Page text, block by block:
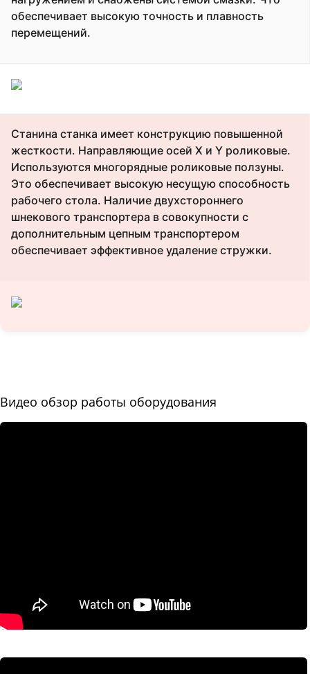
обеспечивает высокую точность и плавность
перемещений.
Станина станка имеет конструкцию повышенной
жесткости. Направляющие осей X и Y роликовые.
Используются многорядные роликовые ползуны.
Это обеспечивает высокую несущую способность
рабочего стола. Наличие двухстороннего
шнекового транспортера в совокупности с
дополнительным цепным транспортером
обеспечивает эффективное удаление стружки.
Видео обзор работы оборудования